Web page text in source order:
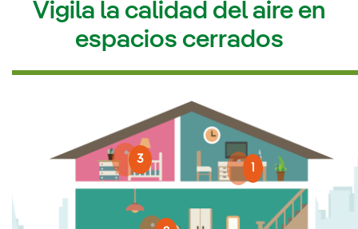
Vigila la calidad del aire en
espacios cerrados
1
3